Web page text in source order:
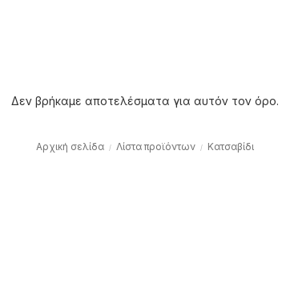
Δεν βρήκαμε αποτελέσματα για αυτόν τον όρο.
Αρχική σελίδα Λίστα προϊόντων Κατσαβίδι